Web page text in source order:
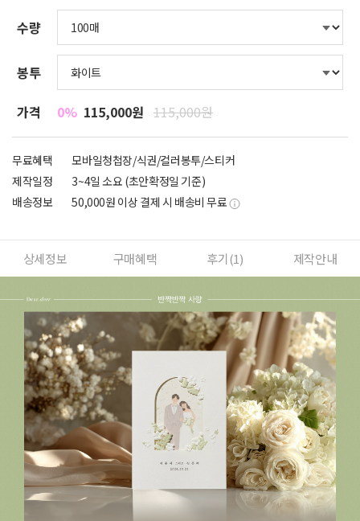
수량
봉투
가격 0% 115,000원 115,000원
무료혜택
모바일청첩장/식권/컬러봉투/스티커
제작일정
3~4일 소요 (초안확정일 기준)
배송정보
50,000원 이상 결제 시 배송비 무료
상세정보 구매혜택 후기(1) 제작안내